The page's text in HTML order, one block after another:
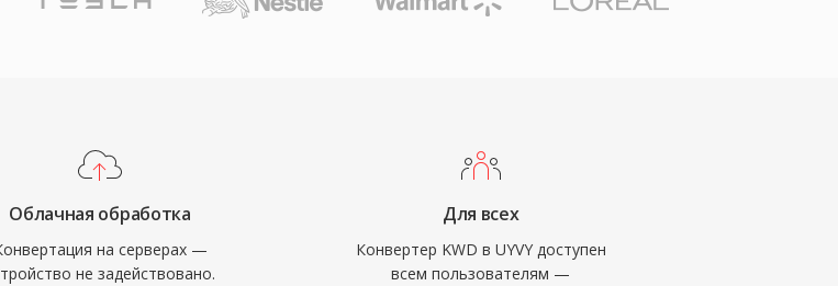
Облачная обработка
на серверах —
не задействовано.
Для всех
Конвертер KWD в UYVY доступен
всем пользователям —